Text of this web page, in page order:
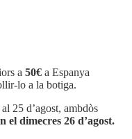
a 50€ a Espanya
lo a la botiga.
25 d’agost, ambdòs
el dimecres 26 d’agost.